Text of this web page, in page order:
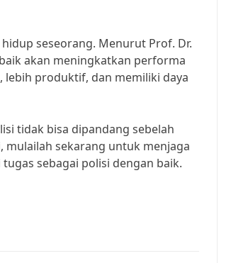
seseorang. Menurut Prof. Dr.
akan meningkatkan performa
lebih produktif, dan memiliki daya
tidak bisa dipandang sebelah
mulailah sekarang untuk menjaga
sebagai polisi dengan baik.